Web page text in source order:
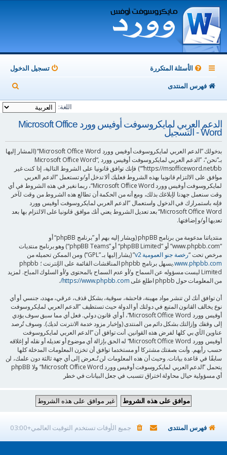
الأسئلة المتكررة
تسجيل الدخول
فهرس المنتدى
ح
ث
اللغة:
الدعم العربي لمايكروسوفت أوفيس وورد Microsoft Office
Word - التسجيل
بدخولك ”الدعم العربي لمايكروسوفت أوفيس وورد Microsoft Office Word“ (المشار إليها
بـ”نحن“، ”الدعم العربي لمايكروسوفت أوفيس وورد Microsoft Office Word“,
”https://msofficeword.net/bb“) فإنك توافق قانونيا على الشروط التالية، إذا كنت غير
موافق على الالتزام قانونيا بهذه الشروط فعليك ألا تدخل أو/و تستعمل ”الدعم العربي
لمايكروسوفت أوفيس وورد Microsoft Office Word“، ربما نغير في هذه الشروط في أي
وقت سنعمل جهدنا لإبلاغك بذلك، ومع أنه من الحكمة أن تطالع هذه الشروط من وقت لآخر
فإنه باستمرارك في الدخول واستعمال ”الدعم العربي لمايكروسوفت أوفيس وورد
Microsoft Office Word“ بعد تعديل الشروط يعني أنك موافق قانونيا على الالتزام بها بعد
تعديها أو/و إضافتها.
منتدياتنا مدعومة من برنامج phpBB (ويشار إليه بهم أو ”برنامج phpBB“ أو
“www.phpbb.com” أو ”phpBB Limited“ أو ”phpBB Teams“) وهو برنامج منتديات
مرخص تحت “رخصة جنو العمومية v2
” (يشار إليها بـ ”GPL“) ومن الممكن تحميله من
www.phpbb.com
.يسهل برنامج phpbb المناقشات القائمة على الإنترنت ؛ phpbb
Limited ليست مسؤوله عن السماح و/أو عدم السماح بالمحتوى و/أو السلوك المباح. لمزيد
من المعلومات حول phpbb اطلع على
https://www.phpbb.com/
.
أن توافق أنك لن تنشر مواد مهينة، فاحشة، سوقية، بشكل قذف، عرقي، مهدد، جنسي أو أي
نوع يخالف القانون المتبع في دولتك أو الدولة حيث تستظيف ”الدعم العربي لمايكروسوفت
أوفيس وورد Microsoft Office Word“، أو أي قانون دولي. فعل أي مما سبق سوف يؤدي
إلى وقفك وإزالتك بشكل دائم من المنتدى (وإخبار مزود خدمة الانترنت لديك). وسوف تُرصد
عناوين الآي بي كلها لفرض هذه القوانين. أنت توافق أن ”الدعم العربي لمايكروسوفت
أوفيس وورد Microsoft Office Word“ له الحق بإزالة أي موضوع أو تعديله أو نقله أو إغلاقه
حسب رأيهم. وأنت بصفتك مشتركا أو مستخدما توافق أن تخزن المعلومات المدخلة كلها
سابقًا في قاعدة بيانات. وحيث أن هذه المعلومات لن تُـعرض إلى أي جهة ثالثة دون علمك، لن
يتحمل ”الدعم العربي لمايكروسوفت أوفيس وورد Microsoft Office Word“ ولا phpBB
أي مسؤولية حيال محاولة اختراق تتسبب في جعل البيانات في خطر
فهرس المنتدى جميع الأوقات تستخدم التوقيت العالمي+03:00